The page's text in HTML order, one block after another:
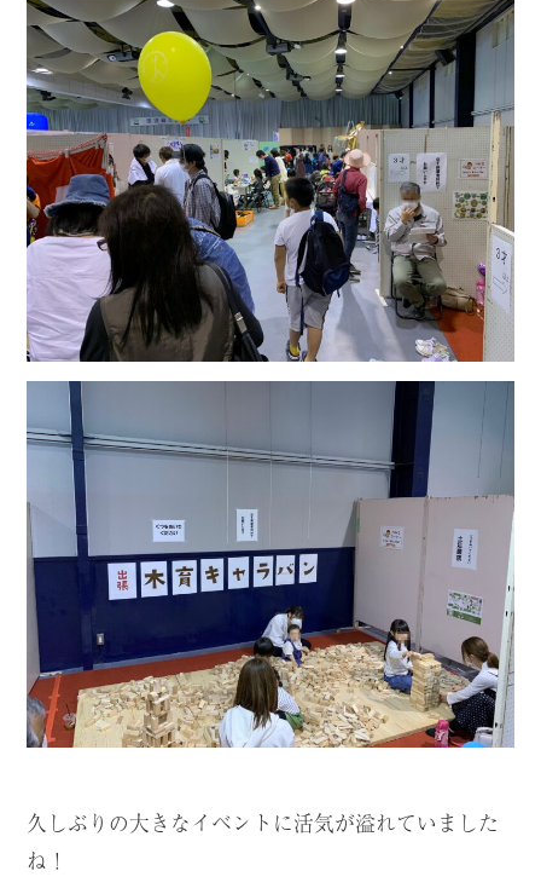
久しぶりの大きなイベントに活気が溢れていました
ね！